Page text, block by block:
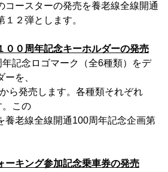
コースターの発売を養老線全線開通
１２弾とします。
００周年記念キーホルダーの発売
記念ロゴマーク（全6種類）をデ
を、
ら発売します。各種類それぞれ
。この
養老線全線開通100周年記念企画第
ーキング参加記念乗車券の発売